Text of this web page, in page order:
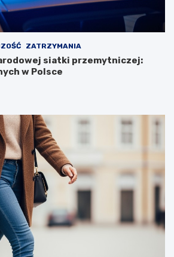
ZATRZYMANIA
siatki przemytniczej:
w Polsce